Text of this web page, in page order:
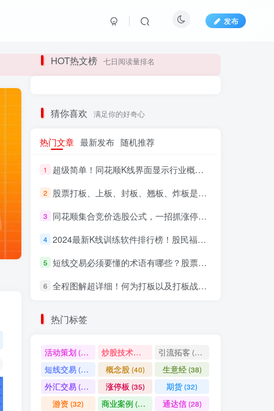
发布
新各大精品创业项目！
HOT热文榜 七日阅读量排名
猜你喜欢 满足你的好奇心
热门文章 最新发布 随机推荐
1 超级简单！同花顺K线界面显示行业概念指标代码图解
2 股票打板、上板、封板、翘板、炸板是什么意思？炒股你必须懂的暗语！
3 同花顺集合竞价选股公式，一招抓涨停让你秒变打板高手！
4 2024最新K线训练软件排行榜！股民福利，十款专业分析工具全揭秘！
5 短线交易必须要懂的术语有哪些？股票分时水上、水下是什么意思？
6 全程图解超详细！何为打板以及打板战法的精髓
热门标签
活动策划(49) 炒股技术指标 (48)引流拓客 (46)
短线交易(40) 概念股(40) 生意经(38)
外汇交易(37) 涨停板 (35) 期货(32)
游资(32) 商业案例 (30) 通达信(28)
登录 注册
七日阅读量排名